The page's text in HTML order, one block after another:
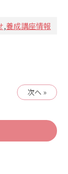
,養成講座情報
次へ »